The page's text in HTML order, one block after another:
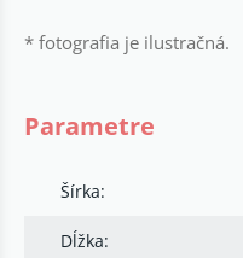
* fotografia je ilustračná.
Parametre
Šírka:
Dĺžka: